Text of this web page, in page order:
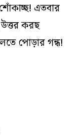
এতবার
করছ
পোড়ার গন্ধ!